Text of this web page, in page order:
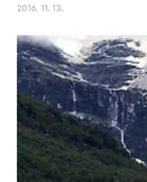
받고 있는 장소이기도 하며,우리가 많
시에서 영상 로케이션에 많이 지원을
은 다른지역에 비해 각광받는 여행지
관광객 유치에 힘쓰는 모습도 없잖
의 국제공항은 마츠모토 공항으로 하
기에,열차와 버스만으로 활성화될수
2016. 11. 13.